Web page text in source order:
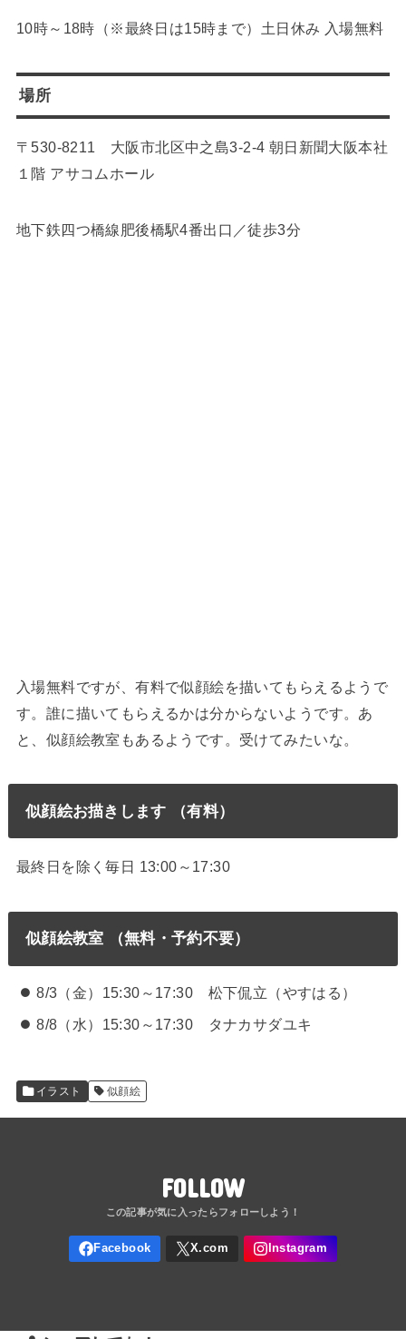
10時～18時（※最終日は15時まで）土日休み 入場無料
場所
〒530-8211 大阪市北区中之島3-2-4 朝日新聞大阪本社
１階 アサコムホール
地下鉄四つ橋線肥後橋駅4番出口／徒歩3分
入場無料ですが、有料で似顔絵を描いてもらえるようで
す。誰に描いてもらえるかは分からないようです。あ
と、似顔絵教室もあるようです。受けてみたいな。
似顔絵お描きします （有料）
最終日を除く毎日 13:00～17:30
似顔絵教室 （無料・予約不要）
8/3（金）15:30～17:30 松下侃立（やすはる）
8/8（水）15:30～17:30 タナカサダユキ
イラスト 似顔絵
FOLLOW